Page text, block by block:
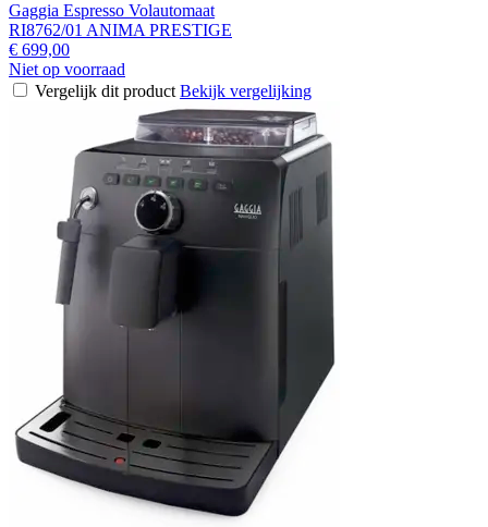
Gaggia Espresso Volautomaat
RI8762/01 ANIMA PRESTIGE
€ 699,00
Niet op voorraad
Vergelijk dit product Bekijk vergelijking